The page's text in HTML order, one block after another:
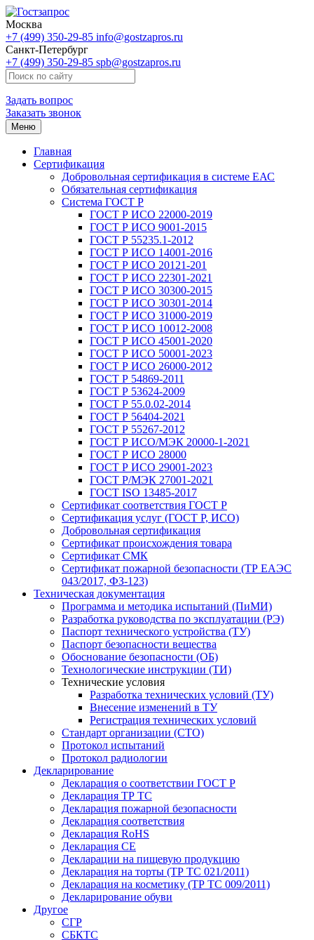
Москва
+7 (499) 350-29-85 info@gostzapros.ru
Санкт-Петербург
+7 (499) 350-29-85 spb@gostzapros.ru
Задать вопрос
Заказать звонок
Меню
Главная
Сертификация
Добровольная сертификация в системе ЕАС
Обязательная сертификация
Система ГОСТ Р
ГОСТ Р ИСО 22000-2019
ГОСТ Р ИСО 9001-2015
ГОСТ Р 55235.1-2012
ГОСТ Р ИСО 14001-2016
ГОСТ Р ИСО 20121-201
ГОСТ Р ИСО 22301-2021
ГОСТ Р ИСО 30300-2015
ГОСТ Р ИСО 30301-2014
ГОСТ Р ИСО 31000-2019
ГОСТ Р ИСО 10012-2008
ГОСТ Р ИСО 45001-2020
ГОСТ Р ИСО 50001-2023
ГОСТ Р ИСО 26000-2012
ГОСТ Р 54869-2011
ГОСТ Р 53624-2009
ГОСТ Р 55.0.02-2014
ГОСТ Р 56404-2021
ГОСТ Р 55267-2012
ГОСТ Р ИСО/МЭК 20000-1-2021
ГОСТ Р ИСО 28000
ГОСТ Р ИСО 29001-2023
ГОСТ Р/МЭК 27001-2021
ГОСТ ISO 13485-2017
Сертификат соответствия ГОСТ Р
Сертификация услуг (ГОСТ Р, ИСО)
Добровольная сертификация
Сертификат происхождения товара
Сертификат СМК
Сертификат пожарной безопасности (ТР ЕАЭС
043/2017, ФЗ-123)
Техническая документация
Программа и методика испытаний (ПиМИ)
Разработка руководства по эксплуатации (РЭ)
Паспорт технического устройства (ТУ)
Паспорт безопасности вещества
Обоснование безопасности (ОБ)
Технологические инструкции (ТИ)
Технические условия
Разработка технических условий (ТУ)
Внесение изменений в ТУ
Регистрация технических условий
Стандарт организации (СТО)
Протокол испытаний
Протокол радиологии
Декларирование
Декларация о соответствии ГОСТ Р
Декларация ТР ТС
Декларация пожарной безопасности
Декларация соответствия
Декларация RoHS
Декларация СЕ
Декларации на пищевую продукцию
Декларация на торты (ТР ТС 021/2011)
Декларация на косметику (ТР ТС 009/2011)
Декларирование обуви
Другое
СГР
СБКТС